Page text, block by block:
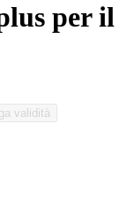
per il
validità